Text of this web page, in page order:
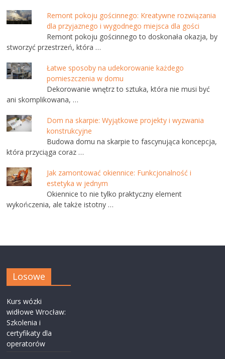
Remont pokoju gościnnego: Kreatywne rozwiązania
dla przyjaznego i wygodnego miejsca dla gości
Remont pokoju gościnnego to doskonała okazja, by
stworzyć przestrzeń, która …
Łatwe sposoby na udekorowanie każdego
pomieszczenia w domu
Dekorowanie wnętrz to sztuka, która nie musi być
ani skomplikowana, …
Dom na skarpie: Wyjątkowe projekty i wyzwania
konstrukcyjne
Budowa domu na skarpie to fascynująca koncepcja,
która przyciąga coraz …
Jak zamontować okiennice: Funkcjonalność i
estetyka w jednym
Okiennice to nie tylko praktyczny element
wykończenia, ale także istotny …
Losowe
Kurs wózki
widłowe Wrocław:
Szkolenia i
certyfikaty dla
operatorów